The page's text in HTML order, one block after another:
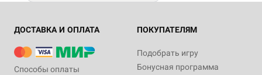
ДОСТАВКА И ОПЛАТА
Способы оплаты
ПОКУПАТЕЛЯМ
Подобрать игру
Бонусная программа